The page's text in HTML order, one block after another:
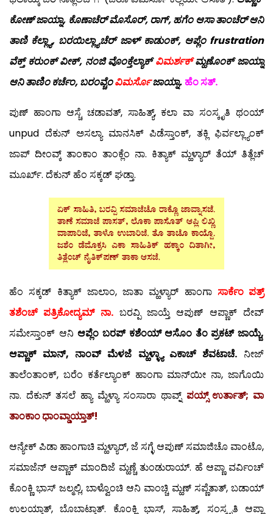
ಕೋಣ್ ಜಾಯ್ನಾ, ಕೊಣಾಚೆರ್ ಮೊಸೊರ್, ರಾಗ್, ಹಗೆಂ ಆಸಾ ತಾಂಚೆರ್ ಆನಿ
ತಾಣಿ ಕೆಲ್ಲ್ಯಾ, ಬರಯಿಲ್ಲ್ಯಾಚೆರ್ ಜಾಳ್ ಕಾಡುಂಕ್, ಆಪ್ಲೆಂ frustration
ವೆಕ್ತ್ ಕರುಂಕ್ ವೀಕ್, ನಂಜಿ ವೊಂಕ್ತೆಲ್ಯಾಕ್ವಿಮರ್ಶಕ್ಮ್ಹಣೊಂಕ್ ಜಾಯ್ನಾ
ಆನಿ ತಾಣಿಂ ಕರ್ಚೆಂ, ಬರಂವ್ಚೆಂವಿಮರ್ಸೊಜಾಯ್ನಾ.ಹೆಂ ಸತ್.
ಪುಣ್ ಹಾಂಗಾ ಆಸ್ಚೆ ಚಡಾವತ್, ಸಾಹಿತ್ಯ್, ಕಲಾ ವಾ ಸಂಸ್ಕೃತಿ ಥಂಯ್
unpud ದೆಕುನ್ ಅಸಲ್ಯಾ ಮಾನಸಿಕ್ ಪಿಡೆಸ್ತಾಂಕ್, ತಕ್ಲಿ ಫಿರ್ವಲ್ಲ್ಯಾಂಕ್
ಜಾಪ್ ದೀಂವ್ಕ್ ತಾಂಕಾಂ ತಾಂಕ್ಲೆಂ ನಾ. ಕಿತ್ಯಾಕ್ ಮ್ಹಳ್ಯಾರ್ ತೆಯ್ ತಿತ್ಲೆಚ್
ಮೂರ್ಖ್. ದೆಕುನ್ ಹೆಂ ಸಕ್ಕಡ್ ಘಡ್ತಾ.
ಹೆಂ ಸಕ್ಕಡ್ ಕಿತ್ಯಾಕ್ ಜಾಲಾಂ, ಜಾತಾ ಮ್ಹಳ್ಯಾರ್ ಹಾಂಗಾ ಸಾರ್ಕೆಂ ಪತ್ರ್
ತಶೆಂಚ್ ಪತ್ರಿಕೋದ್ಯಮ್ ನಾ.ಬರವ್ಪಿ ಜಾಯ್ತೆ ಆಪುಣ್ ಆಪ್ಣಾಕ್ ದೇವ್
ಸಮೇಸ್ತಾಂಕ್ ಆನಿಆಪ್ಲೆಂ ಬರಪ್ ಕಶೆಂಯ್ ಆಸೊಂ ತೆಂ ಪ್ರಕಟ್ ಜಾಯ್ಜೆ,
ಆಪ್ಣಾಕ್ ಮಾನ್, ನಾಂವ್ ಮೆಳಜೆ ಮ್ಹಳ್ಳ್ಯಾ ಎಕಾಚ್ ಶೆವಟಾಚೆ.ನೀಜ್
ತಾಲೆಂತಾಂಕ್, ಬರೆಂ ಕರ್ತೆಲ್ಯಾಂಕ್ ಹಾಂಗಾ ಮಾನ್‍ಯೀ ನಾ, ಜಾಗೊಯಿ
ನಾ. ದೆಕುನ್ ತಸಲೆ ಹ್ಯಾ ಮ್ಹೆಳ್ಯಾ ಸಂಸಾರಾ ಥಾವ್ನ್ ಪಯ್ಸ್ ಉರ್ತಾತ್; ವಾ
ತಾಂಕಾಂ ಧಾಂವ್ಡಾಯ್ತಾತ್!
ಆನ್ಯೇಕ್ ಪಿಡಾ ಹಾಂಗಾಚಿ ಮ್ಹಳ್ಯಾರ್, ಜೆ ಸಗ್ಳೆ ಆಪುಣ್ ಸಮಾಜಿಚೊ ವಾಂಟೊ,
ಸಮಾಜೆನ್ ಆಪ್ಣಾಕ್ ಮಾಂದಿಜೆ ಮ್ಹಣ್ಚೆ ತುಂಡುರಾಯ್. ಹೆ ಆಪ್ಣಾ ವರ್ವಿಂಚ್
ಕೊಂಕ್ಣಿ ಭಾಸ್ ಜಲ್ಮಲ್ಲಿ, ಬಾಳ್ವೊಂಚಿ ಆನಿ ವಾಂಚ್ಚಿ ಮ್ಹಣ್ ಸಪ್ಣೆತಾತ್, ಬಡಾಯ್
ಉಲಯ್ತಾತ್, ಬೊಬಾಟ್ತಾತ್. ಕೊಂಕ್ಣಿ ಭಾಸ್, ಸಾಹಿತ್ಯ್, ಸಂಸ್ಕೃತಿ ಆಪ್ಣಾ